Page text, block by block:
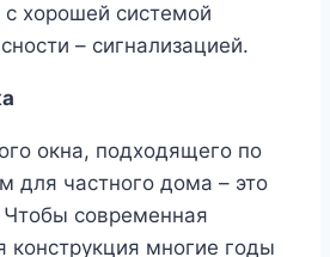
хорошей системой
– сигнализацией.
окна, подходящего по
для частного дома – это
современная
конструкция многие годы